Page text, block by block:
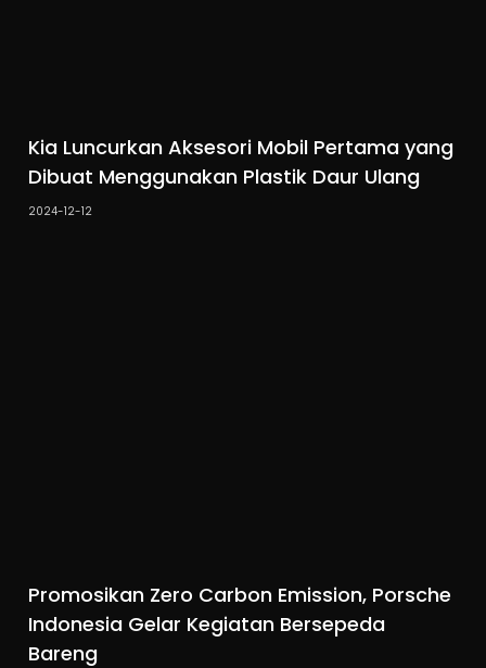
Kia Luncurkan Aksesori Mobil Pertama yang
Dibuat Menggunakan Plastik Daur Ulang
2024-12-12
Promosikan Zero Carbon Emission, Porsche
Indonesia Gelar Kegiatan Bersepeda
Bareng